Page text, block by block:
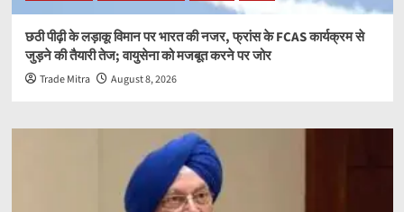
छठी पीढ़ी के लड़ाकू विमान पर भारत की नजर, फ्रांस के FCAS कार्यक्रम से
जुड़ने की तैयारी तेज; वायुसेना को मजबूत करने पर जोर
Trade Mitra August 8, 2026